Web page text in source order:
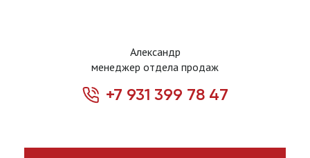
Александр
менеджер отдела продаж
+7 931 399 78 47